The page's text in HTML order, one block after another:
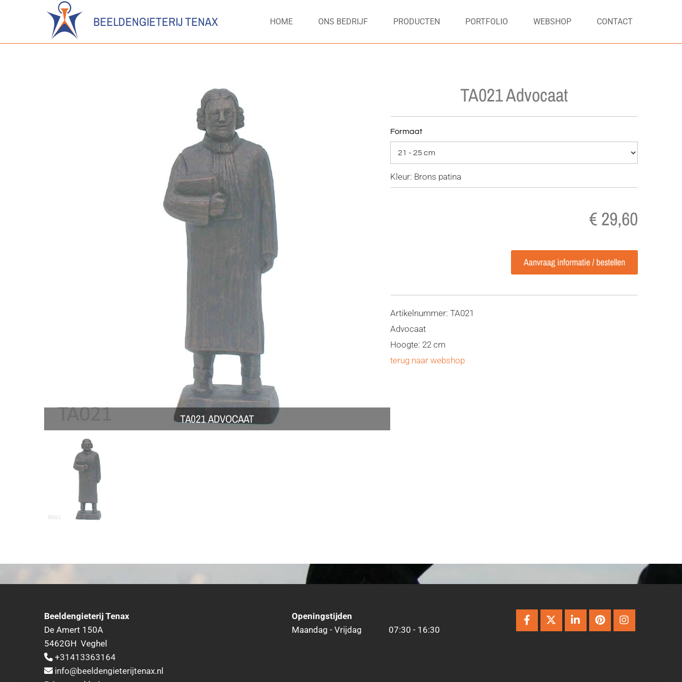
BEELDENGIETERIJ TENAX HOME ONS BEDRIJF PRODUCTEN PORTFOLIO WEBSHOP CONTACT
TA021 ADVOCAAT
TA021 Advocaat
Formaat
Kleur: Brons patina
€ 29,60
Aanvraag informatie / bestellen
Artikelnummer: TA021
Advocaat
Hoogte: 22 cm
terug naar webshop
Beeldengieterij Tenax
De Amert 150A
5462GH Veghel
 +31413363164
 info@beeldengieterijtenax.nl
Openingstijden
Maandag - Vrijdag
07:30 - 16:30